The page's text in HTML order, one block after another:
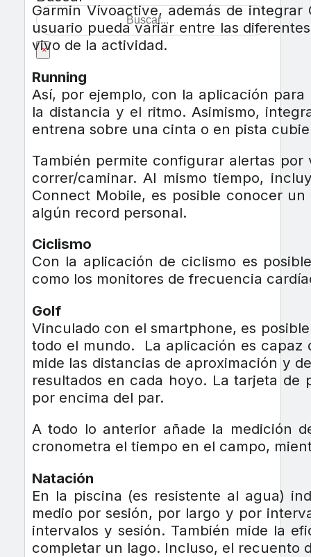
×
Garmin Vívoactive, además de
usuario pueda variar entre las
vivo de la actividad.
Running
Así, por ejemplo, con la aplicación
la distancia y el ritmo. Asimismo,
entrena sobre una cinta o en pista
También permite configurar alertas
correr/caminar. Al mismo tiempo,
Connect Mobile, es posible conocer
algún record personal.
Ciclismo
Con la aplicación de ciclismo es
como los monitores de frecuencia
Golf
Vinculado con el smartphone, es
todo el mundo.
La aplicación es capaz
mide las distancias de aproximación y
resultados en cada hoyo. La tarjeta
por encima del par.
A todo lo anterior añade la medición
cronometra el tiempo en el campo,
Natación
En la piscina (es resistente al agua)
medio por sesión, por largo y por
intervalos y sesión. También mide la
completar un lago. Incluso, el recuento